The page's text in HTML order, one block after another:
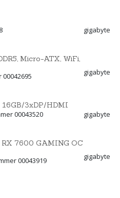
gigabyte
Micro-ATX, WiFi,
gigabyte
16GB/3xDP/HDMI
00043520
gigabyte
RX 7600 GAMING OC
00043919
gigabyte